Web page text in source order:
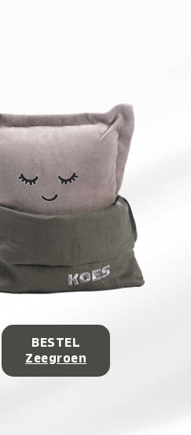
BESTEL
Zeegroen